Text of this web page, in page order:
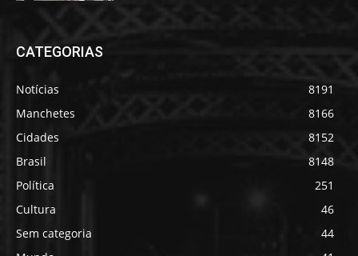
CATEGORIAS
Notícias
8191
Manchetes
8166
Cidades
8152
Brasil
8148
Política
251
Cultura
46
Sem categoria
44